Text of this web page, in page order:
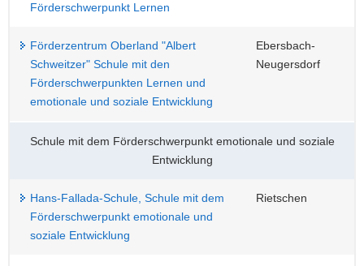
Förderschwerpunkt Lernen
Förderzentrum Oberland "Albert
Schweitzer" Schule mit den
Förderschwerpunkten Lernen und
emotionale und soziale Entwicklung
Ebersbach-
Neugersdorf
Schule mit dem Förderschwerpunkt emotionale und soziale
Entwicklung
Hans-Fallada-Schule, Schule mit dem
Förderschwerpunkt emotionale und
soziale Entwicklung
Rietschen